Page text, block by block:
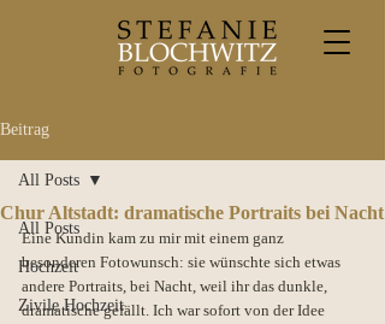
Beitrag
All Posts
Hochzeit
Zivile Hochzeit
All Posts
Chur Altstadt: dramatische Portraits bei Nacht
Eine Kundin kam zu mir mit einem ganz
besonderen Fotowunsch: sie wünschte sich etwas
andere Portraits, bei Nacht, weil ihr das dunkle,
dramatische gefällt. Ich war sofort von der Idee